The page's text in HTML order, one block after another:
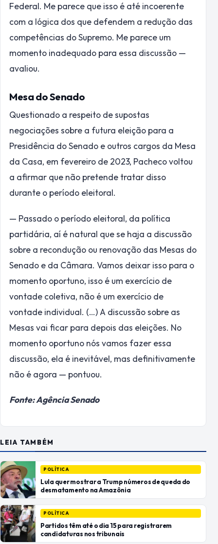
Federal. Me parece que isso é até incoerente
com a lógica dos que defendem a redução das
competências do Supremo. Me parece um
momento inadequado para essa discussão —
avaliou.
Mesa do Senado
Questionado a respeito de supostas
negociações sobre a futura eleição para a
Presidência do Senado e outros cargos da Mesa
da Casa, em fevereiro de 2023, Pacheco voltou
a afirmar que não pretende tratar disso
durante o período eleitoral.
— Passado o período eleitoral, da política
partidária, aí é natural que se haja a discussão
sobre a recondução ou renovação das Mesas do
Senado e da Câmara. Vamos deixar isso para o
momento oportuno, isso é um exercício de
vontade coletiva, não é um exercício de
vontade individual. (…) A discussão sobre as
Mesas vai ficar para depois das eleições. No
momento oportuno nós vamos fazer essa
discussão, ela é inevitável, mas definitivamente
não é agora — pontuou.
Fonte: Agência Senado
LEIA TAMBÉM
POLÍTICA
Lula quer mostrar a Trump números de queda do
desmatamento na Amazônia
POLÍTICA
Partidos têm até o dia 15 para registrarem
candidaturas nos tribunais